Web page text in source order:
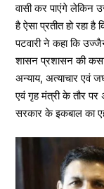
वासी कर पाएंगे लेकिन
है ऐसा प्रतीत हो रहा
पटवारी ने कहा कि
शासन प्रशासन की
अन्याय, अत्याचार एवं
एवं गृह मंत्री के तौर पर
सरकार के इकबाल का